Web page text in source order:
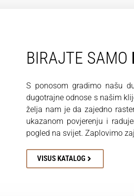
BIRAJTE SAMO
S ponosom gradimo našu
dugotrajne odnose s našim
želja nam je da zajedno
ukazanom povjerenju i
pogled na svijet. Zaplovimo
VISUS KATALOG